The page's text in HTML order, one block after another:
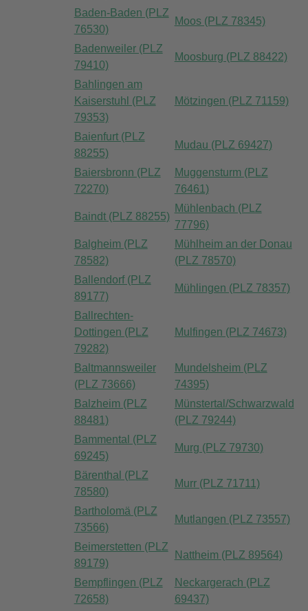
Baden-Baden (PLZ
76530)
Moos (PLZ 78345)
Badenweiler (PLZ
79410)
Moosburg (PLZ 88422)
Bahlingen am
Kaiserstuhl (PLZ
79353)
Mötzingen (PLZ 71159)
Baienfurt (PLZ
88255)
Mudau (PLZ 69427)
Baiersbronn (PLZ
72270)
Muggensturm (PLZ
76461)
Baindt (PLZ 88255)
Mühlenbach (PLZ
77796)
Balgheim (PLZ
78582)
Mühlheim an der Donau
(PLZ 78570)
Ballendorf (PLZ
89177)
Mühlingen (PLZ 78357)
Ballrechten-
Dottingen (PLZ
79282)
Mulfingen (PLZ 74673)
Baltmannsweiler
(PLZ 73666)
Mundelsheim (PLZ
74395)
Balzheim (PLZ
88481)
Münstertal/Schwarzwald
(PLZ 79244)
Bammental (PLZ
69245)
Murg (PLZ 79730)
Bärenthal (PLZ
78580)
Murr (PLZ 71711)
Bartholomä (PLZ
73566)
Mutlangen (PLZ 73557)
Beimerstetten (PLZ
89179)
Nattheim (PLZ 89564)
Bempflingen (PLZ
72658)
Neckargerach (PLZ
69437)